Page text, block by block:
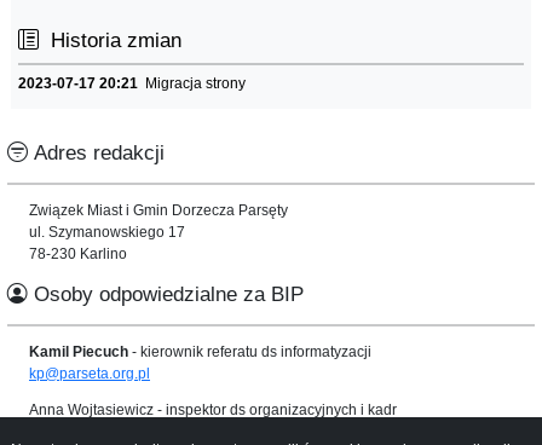
Historia zmian
2023-07-17 20:21 Migracja strony
Adres redakcji
Związek Miast i Gmin Dorzecza Parsęty
ul. Szymanowskiego 17
78-230 Karlino
Osoby odpowiedzialne za BIP
Kamil Piecuch - kierownik referatu ds informatyzacji
kp@parseta.org.pl
Anna Wojtasiewicz - inspektor ds organizacyjnych i kadr